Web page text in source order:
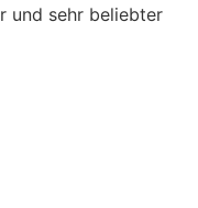
und sehr beliebter